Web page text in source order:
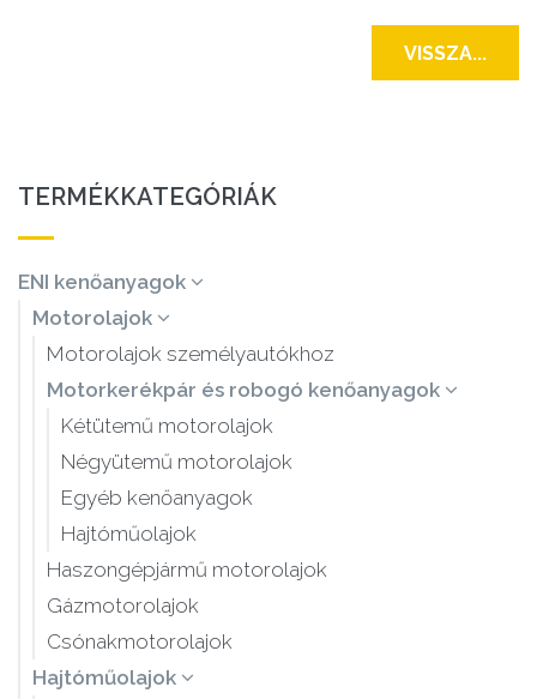
VISSZA...
TERMÉKKATEGÓRIÁK
ENI kenőanyagok
Motorolajok
Motorolajok személyautókhoz
Motorkerékpár és robogó kenőanyagok
Kétütemű motorolajok
Négyütemű motorolajok
Egyéb kenőanyagok
Hajtóműolajok
Haszongépjármű motorolajok
Gázmotorolajok
Csónakmotorolajok
Hajtóműolajok